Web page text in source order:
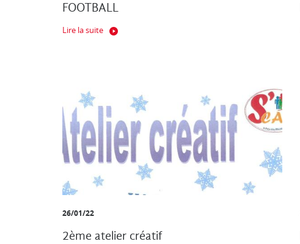
FOOTBALL
Lire la suite
26/01/22
2ème atelier créatif